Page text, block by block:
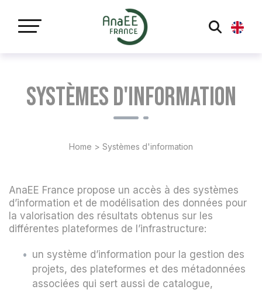
Systèmes d'information
Home > Systèmes d'information
AnaEE France propose un accès à des systèmes
d’information et de modélisation des données pour
la valorisation des résultats obtenus sur les
différentes plateformes de l’infrastructure:
un système d’information pour la gestion des
projets, des plateformes et des métadonnées
associées qui sert aussi de catalogue,